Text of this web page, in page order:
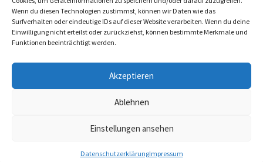
Wenn du diesen Technologien zustimmst, können wir Daten wie das
Surfverhalten oder eindeutige IDs auf dieser Website verarbeiten. Wenn du deine
Einwilligung nicht erteilst oder zurückziehst, können bestimmte Merkmale und
Funktionen beeinträchtigt werden.
Akzeptieren
Ablehnen
Einstellungen ansehen
DatenschutzerklärungImpressum
Freie Kapazitäten: 10
Pflegeberatung nach §37.3